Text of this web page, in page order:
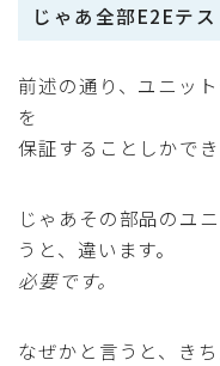
じゃあ全部E2Eテ
前述の通り、ユニッ
を
保証することしかでき
じゃあその部品のユ
うと、違います。
必要です。
なぜかと言うと、き